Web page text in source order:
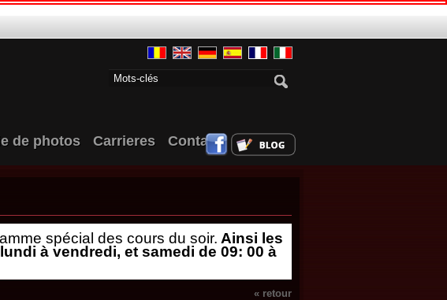
de photos Carrieres Contact
spécial des cours du soir. Ainsi les
à vendredi, et samedi de 09: 00 à
« retour